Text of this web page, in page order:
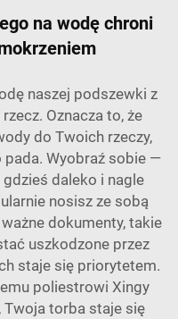
na wodę chroni
naszej podszewki z
Oznacza to, że
do Twoich rzeczy,
pada. Wyobraź sobie —
daleko i nagle
nosisz ze sobą
dokumenty, takie
uszkodzone przez
staje się priorytetem.
poliestrowi Xingy
torba staje się